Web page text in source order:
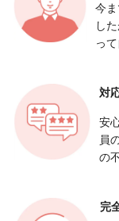
今
し
っ
対
安
員
の
完